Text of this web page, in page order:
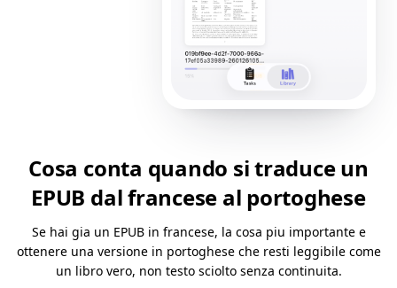
Cosa conta quando si traduce un
EPUB dal francese al portoghese
Se hai gia un EPUB in francese, la cosa piu importante e
ottenere una versione in portoghese che resti leggibile come
un libro vero, non testo sciolto senza continuita.